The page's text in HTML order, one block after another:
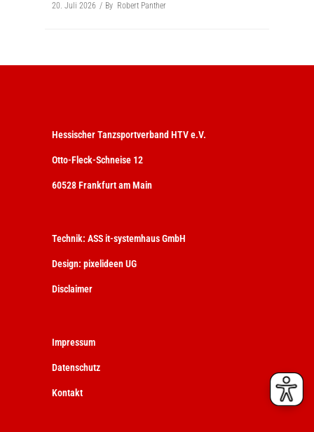
20. Juli 2026 By Robert Panther
Hessischer Tanzsportverband HTV e.V.
Otto-Fleck-Schneise 12
60528 Frankfurt am Main
Technik: ASS it-systemhaus GmbH
Design: pixelideen UG
Disclaimer
Impressum
Datenschutz
Kontakt